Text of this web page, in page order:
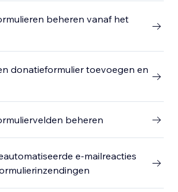
beheren vanaf het
donatieformulier toevoegen en
beheren
e-mailreacties